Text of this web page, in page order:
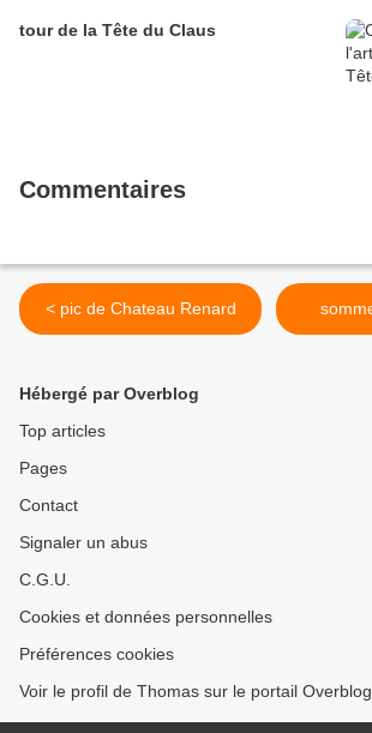
tour de la Tête du Claus
Commentaires
< pic de Chateau Renard
Hébergé par Overblog
Top articles
Pages
Contact
Signaler un abus
C.G.U.
Cookies et données personnelles
Préférences cookies
Voir le profil de Thomas sur le portail Overblog